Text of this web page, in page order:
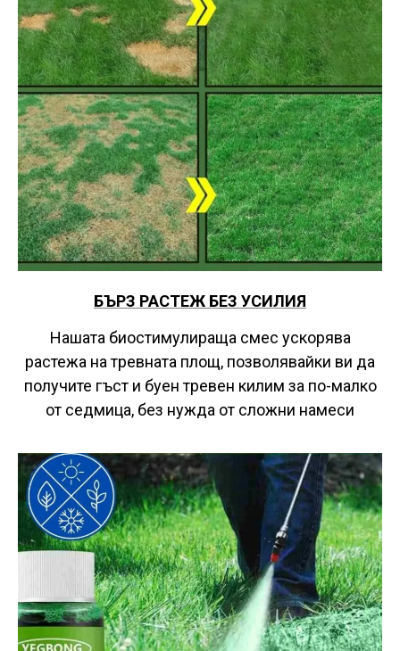
БЪРЗ РАСТЕЖ БЕЗ УСИЛИЯ
Нашата биостимулираща смес ускорява
растежа на тревната площ, позволявайки ви да
получите гъст и буен тревен килим за по-малко
от седмица, без нужда от сложни намеси